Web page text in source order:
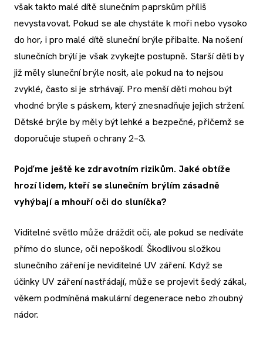
však takto malé dítě slunečním paprskům příliš
nevystavovat. Pokud se ale chystáte k moři nebo vysoko
do hor, i pro malé dítě sluneční brýle přibalte. Na nošení
slunečních brýlí je však zvykejte postupně. Starší děti by
již měly sluneční brýle nosit, ale pokud na to nejsou
zvyklé, často si je strhávají. Pro menší děti mohou být
vhodné brýle s páskem, který znesnadňuje jejich stržení.
Dětské brýle by měly být lehké a bezpečné, přičemž se
doporučuje stupeň ochrany 2–3.
Pojďme ještě ke zdravotním rizikům. Jaké obtíže
hrozí lidem, kteří se slunečním brýlím zásadně
vyhýbají a mhouří oči do sluníčka?
Viditelné světlo může dráždit oči, ale pokud se nedíváte
přímo do slunce, oči nepoškodí. Škodlivou složkou
slunečního záření je neviditelné UV záření. Když se
účinky UV záření nastřádají, může se projevit šedý zákal,
věkem podmíněná makulární degenerace nebo zhoubný
nádor.